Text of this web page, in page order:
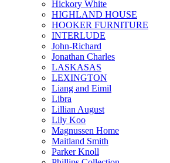
Hickory White
HIGHLAND HOUSE
HOOKER FURNITURE
INTERLUDE
John-Richard
Jonathan Charles
LASKASAS
LEXINGTON
Liang and Eimil
Libra
Lillian August
Lily Koo
Magnussen Home
Maitland Smith
Parker Knoll